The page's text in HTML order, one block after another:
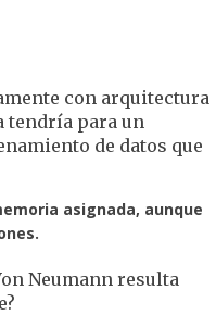
con arquitectura
tendría para un
de datos que
asignada, aunque
Neumann resulta